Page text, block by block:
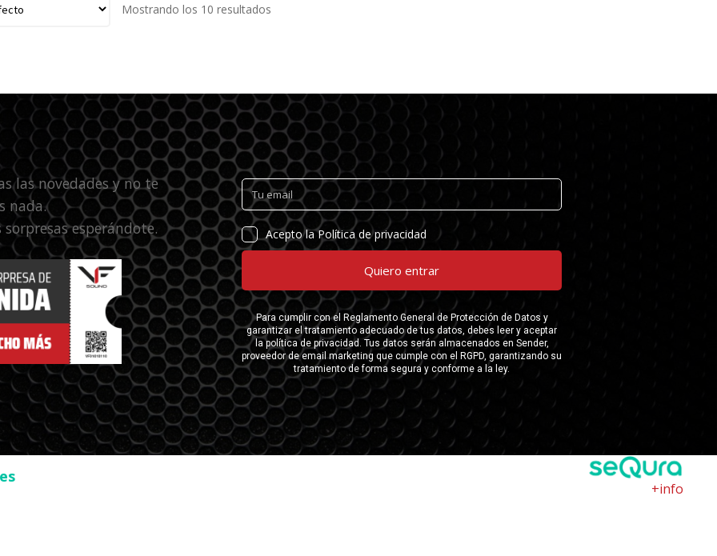
Mostrando los 10 resultados
las novedades y no te
nada.
esperándote.
+info